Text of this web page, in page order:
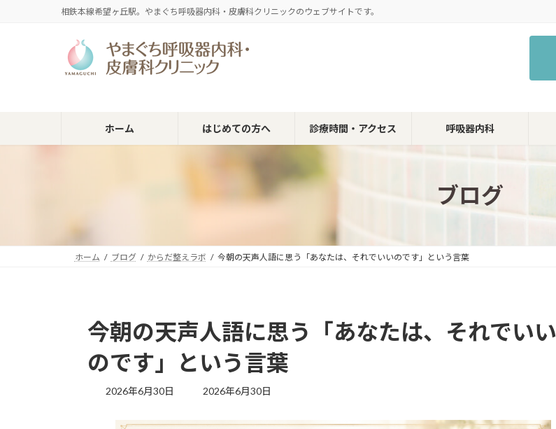
ッ
移
相鉄本線希望ヶ丘駅。やまぐち呼吸器内科・皮膚科クリニックのウェブサイトです。
ホーム はじめての方へ 診療時間・アクセス 呼吸器内科
ブログ
ホーム ブログ からだ整えラボ 今朝の天声人語に思う「あなたは、それでいいのです」という言葉
今朝の天声人語に思う「あなたは、それでいい
のです」という言葉
2026年6月30日
最
2026年6月30日